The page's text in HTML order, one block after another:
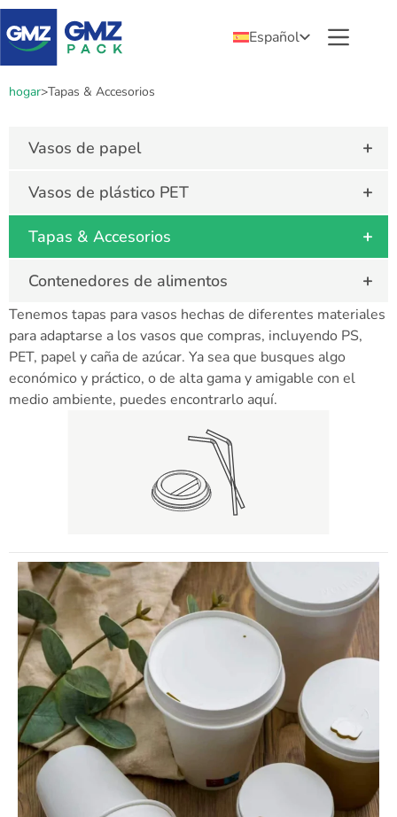
Español
hogar>Tapas & Accesorios
+
Vasos de papel
+
Vasos de plástico PET
+
Tapas & Accesorios
+
Contenedores de alimentos
Tenemos tapas para vasos hechas de diferentes materiales
para adaptarse a los vasos que compras, incluyendo PS,
PET, papel y caña de azúcar. Ya sea que busques algo
económico y práctico, o de alta gama y amigable con el
medio ambiente, puedes encontrarlo aquí.